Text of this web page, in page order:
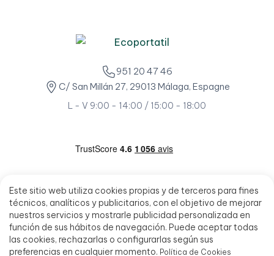
Este sitio web utiliza cookies propias y de terceros para fines
técnicos, analíticos y publicitarios, con el objetivo de mejorar
nuestros servicios y mostrarle publicidad personalizada en
función de sus hábitos de navegación. Puede aceptar todas
las cookies, rechazarlas o configurarlas según sus
preferencias en cualquier momento. Política de Cookies
951 20 47 46
C/ San Millán 27, 29013 Málaga, Espagne
L - V 9:00 - 14:00 / 15:00 - 18:00